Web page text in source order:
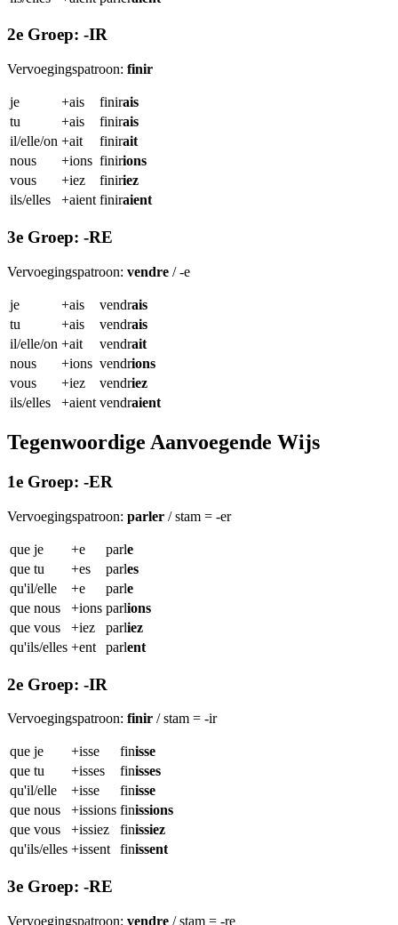
2e Groep: -IR
Vervoegingspatroon: finir
je +ais finirais
tu
+ais finirais
il/elle/on +ait finirait
nous
+ions finirions
vous
+iez finiriez
ils/elles
+aient finiraient
3e Groep: -RE
Vervoegingspatroon: vendre / -e
je +ais vendrais
tu
+ais vendrais
il/elle/on +ait vendrait
nous
+ions vendrions
vous
+iez vendriez
ils/elles
+aient vendraient
Tegenwoordige Aanvoegende Wijs
1e Groep: -ER
Vervoegingspatroon: parler / stam = -er
que je +e parle
que tu
+es parles
qu'il/elle
+e parle
que nous
+ions parlions
que vous
+iez parliez
qu'ils/elles +ent parlent
2e Groep: -IR
Vervoegingspatroon: finir / stam = -ir
que je +isse finisse
que tu
+isses finisses
qu'il/elle
+isse finisse
que nous
+issions finissions
que vous
+issiez finissiez
qu'ils/elles +issent finissent
3e Groep: -RE
Vervoegingspatroon: vendre / stam = -re